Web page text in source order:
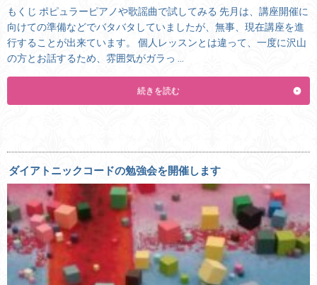
もくじ ポピュラーピアノや歌謡曲で試してみる 先月は、講座開催に
向けての準備などでバタバタしていましたが、無事、現在講座を進
行することが出来ています。 個人レッスンとは違って、一度に沢山
の方とお話するため、雰囲気がガラっ …
続きを読む
ダイアトニックコードの勉強会を開催します